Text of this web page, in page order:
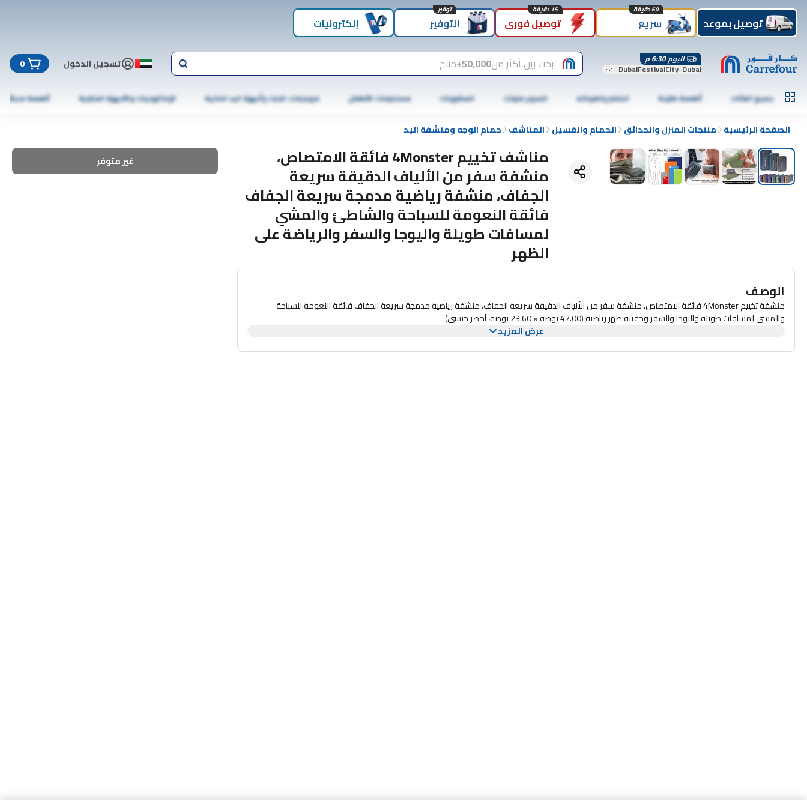
توصيل بموعد سريع
60 دقيقة
توصيل فوري
15 دقيقة
التوفير
توفير
إلكترونيات
اليوم 6:30 م
DubaiFestivalCity-Dubai ابحث بين أكثر من50,000+ منتج تسجيل الدخول 0
جميع الفئات أطعمة طازجة الخضار والفواكه السوبر ماركت المشروبات مستلزمات الأطفال موبايلات، تابلت وأجهزة اليد الذكية الإلكترونيات والأجهزة المنزلية أطعمة مجمّدة
الصفحة الرئيسية منتجات المنزل والحدائق الحمام والغسيل المناشف حمام الوجه ومنشفة اليد
مناشف تخييم 4Monster فائقة الامتصاص،
منشفة سفر من الألياف الدقيقة سريعة
الجفاف، منشفة رياضية مدمجة سريعة الجفاف
فائقة النعومة للسباحة والشاطئ والمشي
لمسافات طويلة واليوجا والسفر والرياضة على
الظهر
غير متوفر
الوصف
منشفة تخييم 4Monster فائقة الامتصاص، منشفة سفر من الألياف الدقيقة سريعة الجفاف، منشفة رياضية مدمجة سريعة الجفاف فائقة النعومة للسباحة
والمشي لمسافات طويلة واليوجا والسفر وحقيبة ظهر رياضية (47.00 بوصة × 23.60 بوصة، أخضر جيشي)
عرض المزيد